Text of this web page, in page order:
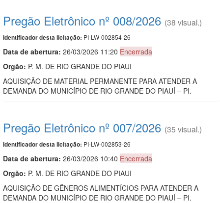
Pregão Eletrônico nº 008/2026 (38 visual.)
Identificador desta licitação: PI-LW-002854-26
Data de abertura: 26/03/2026 11:20 Encerrada
Orgão: P. M. DE RIO GRANDE DO PIAUI
AQUISIÇÃO DE MATERIAL PERMANENTE PARA ATENDER A
DEMANDA DO MUNICÍPIO DE RIO GRANDE DO PIAUÍ – PI.
Pregão Eletrônico nº 007/2026 (35 visual.)
Identificador desta licitação: PI-LW-002853-26
Data de abertura: 26/03/2026 10:40 Encerrada
Orgão: P. M. DE RIO GRANDE DO PIAUI
AQUISIÇÃO DE GÊNEROS ALIMENTÍCIOS PARA ATENDER A
DEMANDA DO MUNICÍPIO DE RIO GRANDE DO PIAUÍ – PI.